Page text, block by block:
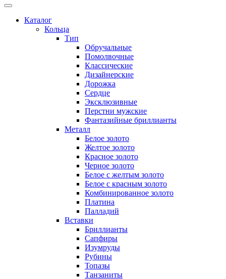
Каталог
Кольца
Тип
Обручальные
Помолвочные
Классические
Дизайнерские
Дорожка
Сердце
Эксклюзивные
Перстни мужские
Фантазийные бриллианты
Металл
Белое золото
Желтое золото
Красное золото
Черное золото
Белое с желтым золото
Белое с красным золото
Комбинированное золото
Платина
Палладий
Вставки
Бриллианты
Сапфиры
Изумруды
Рубины
Топазы
Танзаниты